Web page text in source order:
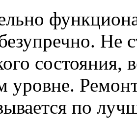
Не
уровне.
по